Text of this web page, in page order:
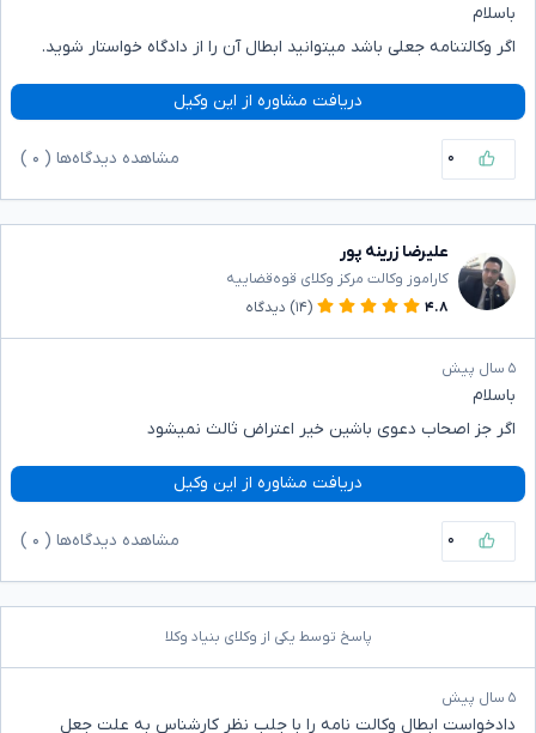
باسلام
اگر وکالتنامه جعلی باشد میتوانید ابطال آن را از دادگاه خواستار شوید.
دریافت مشاوره از این وکیل
۰ مشاهده دیدگاه‌ها ( ۰
علیرضا زرینه پور
کاراموز وکالت مرکز وکلای قوه‌قضاییه
۴.۸
(۱۴) دیدگاه
۵ سال پیش
باسلام
اگر جز اصحاب دعوی باشین خیر اعتراض ثالث نمیشود
دریافت مشاوره از این وکیل
۰ مشاهده دیدگاه‌ها ( ۰
پاسخ توسط یکی از وکلای بنیاد وکلا
۵ سال پیش
دادخواست ابطال وکالت نامه را با جلب نظر کارشناس به علت جعل